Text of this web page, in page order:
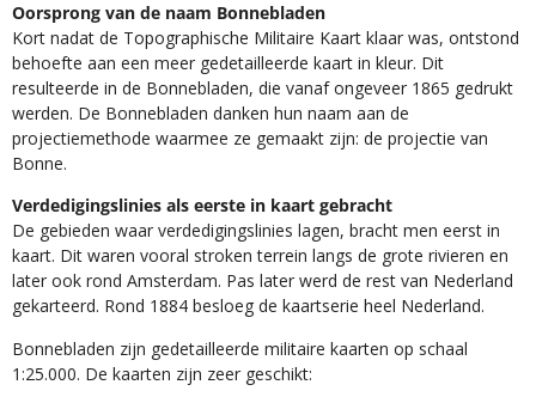
Oorsprong van de naam Bonnebladen
Kort nadat de Topographische Militaire Kaart klaar was, ontstond
behoefte aan een meer gedetailleerde kaart in kleur. Dit
resulteerde in de Bonnebladen, die vanaf ongeveer 1865 gedrukt
werden. De Bonnebladen danken hun naam aan de
projectiemethode waarmee ze gemaakt zijn: de projectie van
Bonne.
Verdedigingslinies als eerste in kaart gebracht
De gebieden waar verdedigingslinies lagen, bracht men eerst in
kaart. Dit waren vooral stroken terrein langs de grote rivieren en
later ook rond Amsterdam. Pas later werd de rest van Nederland
gekarteerd. Rond 1884 besloeg de kaartserie heel Nederland.
Bonnebladen zijn gedetailleerde militaire kaarten op schaal
1:25.000. De kaarten zijn zeer geschikt:​